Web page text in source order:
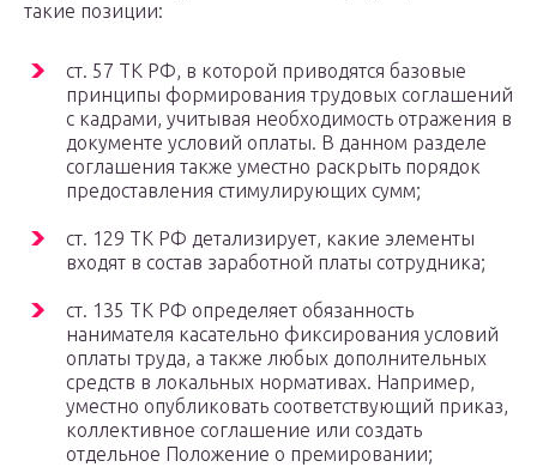
такие позиции:
ст. 57 ТК РФ, в которой приводятся базовые
принципы формирования трудовых соглашений
с кадрами, учитывая необходимость отражения в
документе условий оплаты. В данном разделе
соглашения также уместно раскрыть порядок
предоставления стимулирующих сумм;
ст. 129 ТК РФ детализирует, какие элементы
входят в состав заработной платы сотрудника;
ст. 135 ТК РФ определяет обязанность
нанимателя касательно фиксирования условий
оплаты труда, а также любых дополнительных
средств в локальных нормативах. Например,
уместно опубликовать соответствующий приказ,
коллективное соглашение или создать
отдельное Положение о премировании;